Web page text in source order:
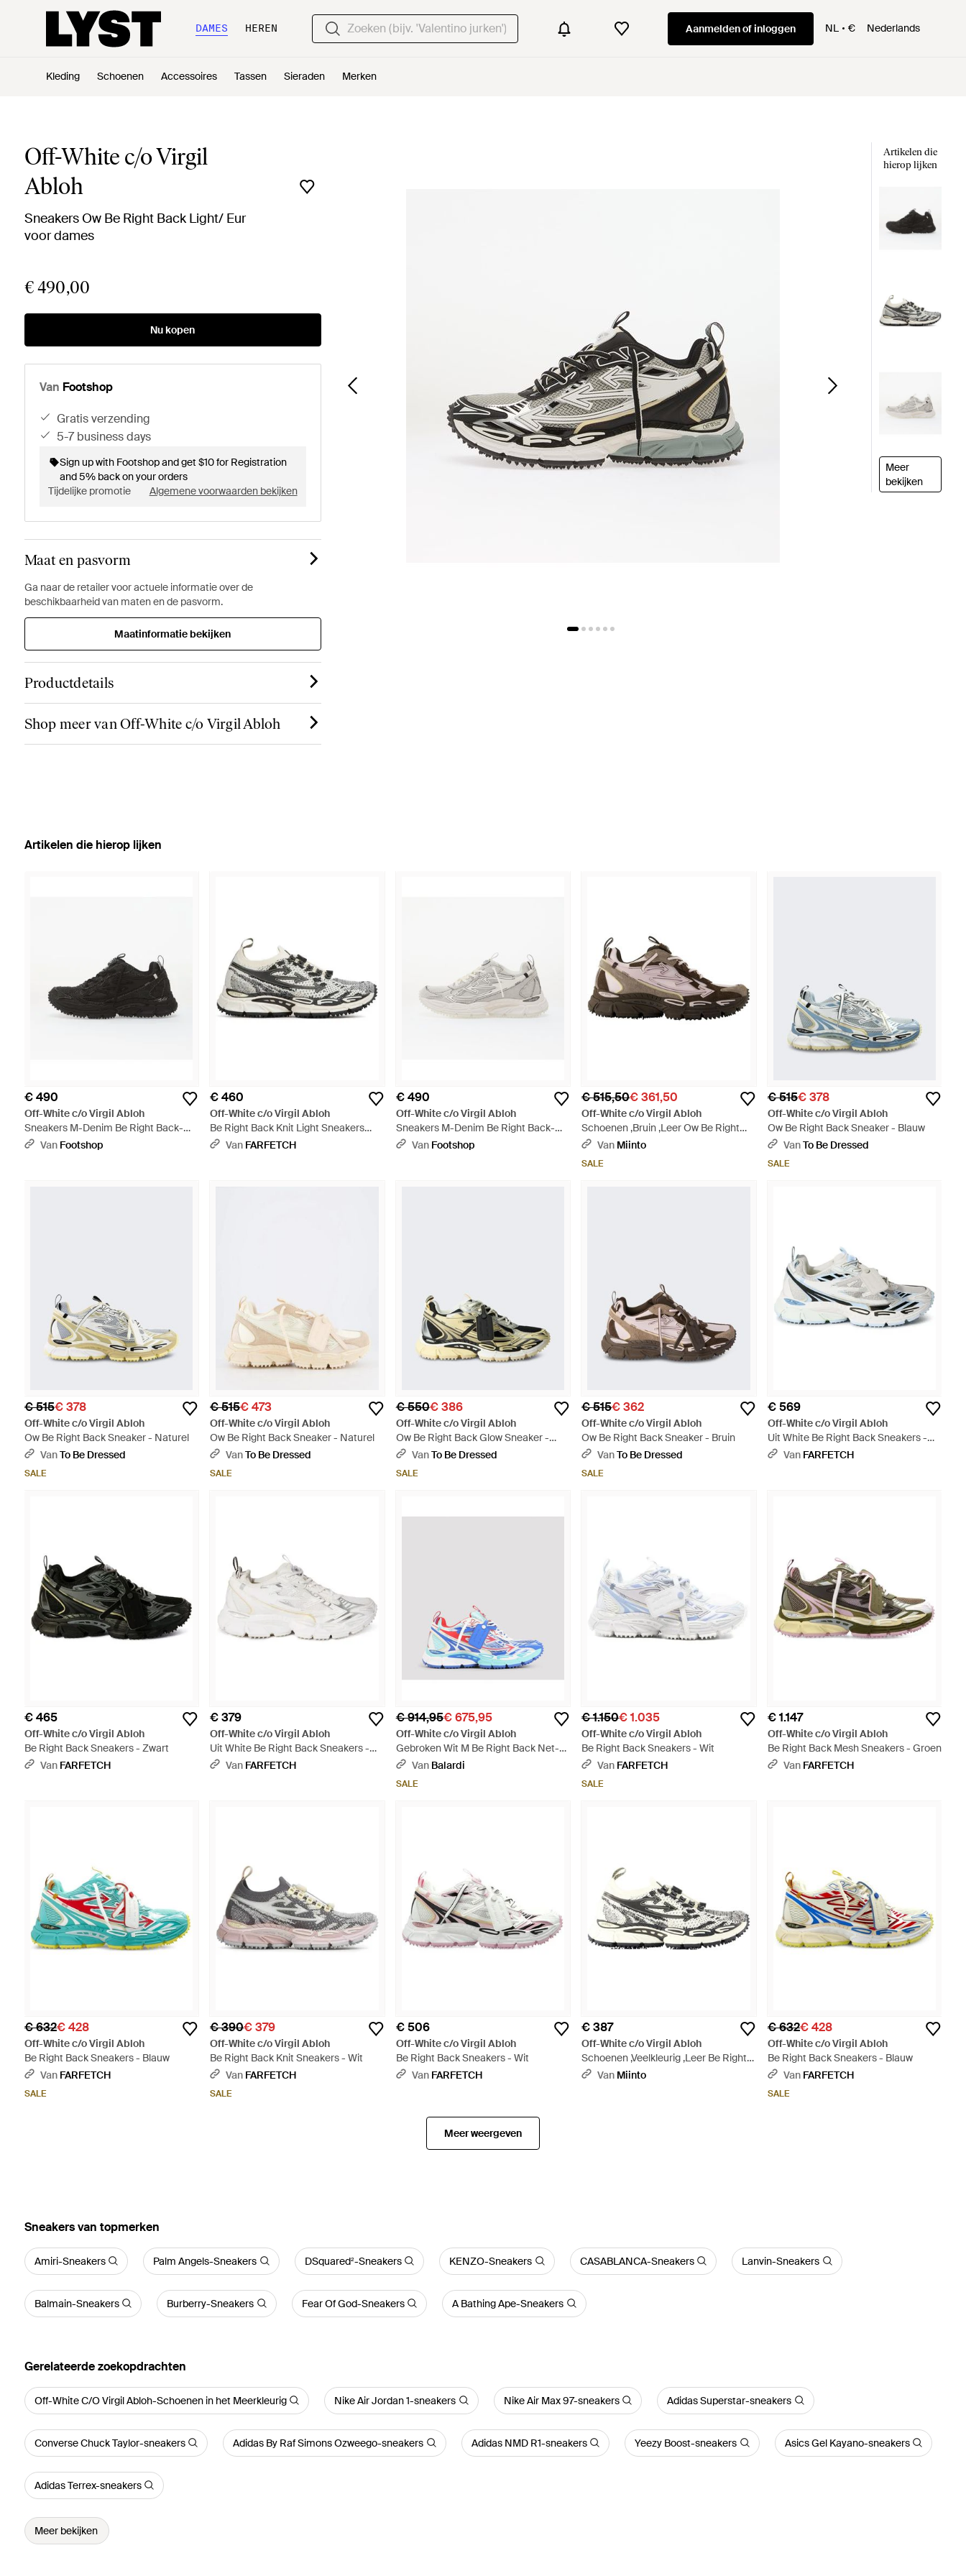
DAMES HEREN Aanmelden of inloggen NL € Nederlands
Kleding Schoenen Accessoires Tassen Sieraden Merken
Off-White c/o Virgil
Abloh
Sneakers Ow Be Right Back Light/ Eur
voor dames
€ 490,00
Nu kopen
Van Footshop
gratis verzending
5-7 business days
Sign up with Footshop and get $10 for Registration
and 5% back on your orders
Tijdelijke promotie
Algemene voorwaarden bekijken
Maat en pasvorm
Ga naar de retailer voor actuele informatie over de
beschikbaarheid van maten en de pasvorm.
Maatinformatie bekijken
Productdetails
Shop meer van Off-White c/o Virgil Abloh
Artikelen die
hierop lijken
Meer
bekijken
Artikelen die hierop lijken
€ 490
Off-White c/o Virgil Abloh
Sneakers M-Denim Be Right Back-
001/ Eur - Zwart
Van Footshop
€ 460
Off-White c/o Virgil Abloh
Be Right Back Knit Light Sneakers
Met Veters - Wit
Van FARFETCH
€ 490
Off-White c/o Virgil Abloh
Sneakers M-Denim Be Right Back-
001/ Eur - Wit
Van Footshop
€ 515,50€ 361,50
Off-White c/o Virgil Abloh
Schoenen ,Bruin ,Leer Ow Be Right
Back Sneakers - Bruin
Van Miinto
SALE
€ 515€ 378
Off-White c/o Virgil Abloh
Ow Be Right Back Sneaker - Blauw
VanTo Be Dressed
SALE
€ 515€ 378
Off-White c/o Virgil Abloh
Ow Be Right Back Sneaker - Naturel
VanTo Be Dressed
SALE
€ 515€ 473
Off-White c/o Virgil Abloh
Ow Be Right Back Sneaker - Naturel
VanTo Be Dressed
SALE
€ 550€ 386
Off-White c/o Virgil Abloh
Ow Be Right Back Glow Sneaker -
Zwart
VanTo Be Dressed
SALE
€ 515€ 362
Off-White c/o Virgil Abloh
Ow Be Right Back Sneaker - Bruin
VanTo Be Dressed
SALE
€ 569
Off-White c/o Virgil Abloh
Uit White Be Right Back Sneakers -
Wit Van FARFETCH
€ 465
Off-White c/o Virgil Abloh
Be Right Back Sneakers - Zwart
Van FARFETCH
€ 379
Off-White c/o Virgil Abloh
Uit White Be Right Back Sneakers -
Wit Van FARFETCH
€ 914,95€ 675,95
Off-White c/o Virgil Abloh
Gebroken Wit M Be Right Back Net-
sneakers - Blauw
Van Balardi
SALE
€ 1.150€ 1.035
Off-White c/o Virgil Abloh
Be Right Back Sneakers - Wit
Van FARFETCH
SALE
€ 1.147
Off-White c/o Virgil Abloh
Be Right Back Mesh Sneakers - Groen
Van FARFETCH
€ 632€ 428
Off-White c/o Virgil Abloh
Be Right Back Sneakers - Blauw
Van FARFETCH
SALE
€ 390€ 379
Off-White c/o Virgil Abloh
Be Right Back Knit Sneakers - Wit
Van FARFETCH
SALE
€ 506
Off-White c/o Virgil Abloh
Be Right Back Sneakers - Wit
Van FARFETCH
€ 387
Off-White c/o Virgil Abloh
Schoenen ,Veelkleurig ,Leer Be Right
Back Knit-001 Sneakers - Wit
Van Miinto
€ 632€ 428
Off-White c/o Virgil Abloh
Be Right Back Sneakers - Blauw
Van FARFETCH
SALE
Meer weergeven
‪Sneakers‬ van topmerken
Amiri-Sneakers Palm Angels-Sneakers DSquared²-Sneakers KENZO-Sneakers CASABLANCA-Sneakers Lanvin-Sneakers
Balmain-Sneakers Burberry-Sneakers Fear Of God-Sneakers A Bathing Ape-Sneakers
Gerelateerde zoekopdrachten
Off-White C/O Virgil Abloh-Schoenen in het Meerkleurig Nike Air Jordan 1-sneakers Nike Air Max 97-sneakers Adidas Superstar-sneakers
Converse Chuck Taylor-sneakers Adidas By Raf Simons Ozweego-sneakers Adidas NMD R1-sneakers Yeezy Boost-sneakers Asics Gel Kayano-sneakers
Adidas Terrex-sneakers
Meer bekijken